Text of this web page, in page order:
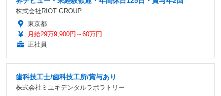
株式会社RIOT GROUP
東京都
月給29万9,900円～60万円
正社員
歯科技工士/歯科技工所/賞与あり
株式会社ミユキデンタルラボラトリー